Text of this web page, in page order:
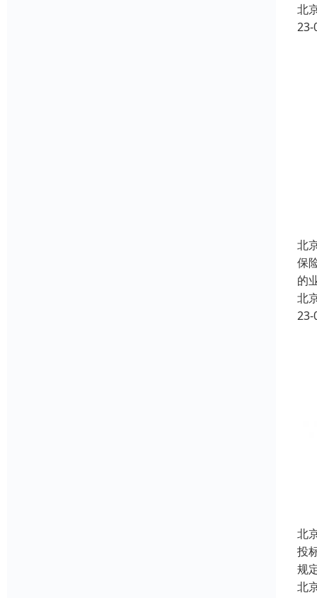
北
23-
北
保
的
北
23-
北
投
规
北